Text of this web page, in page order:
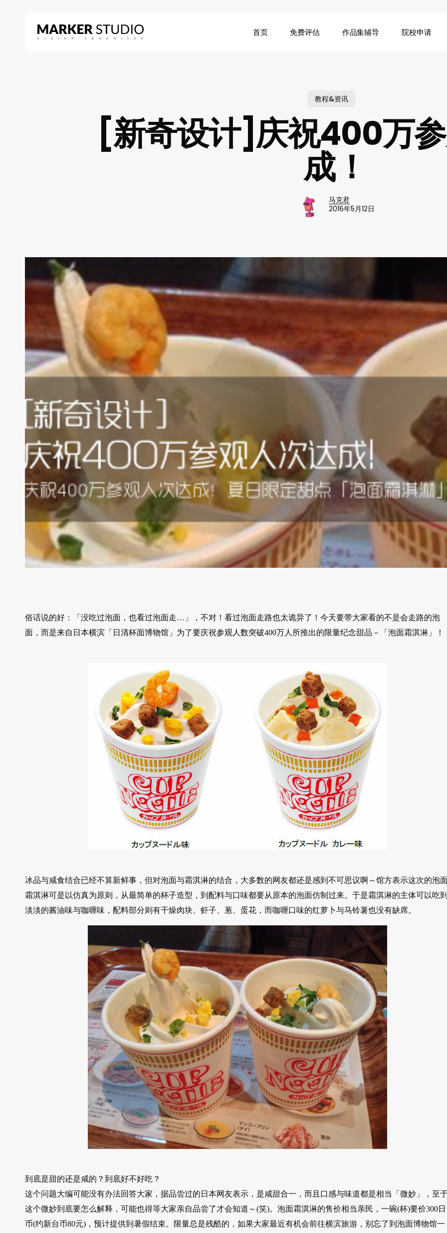
首页 免费评估 作品集辅导 院校申请
教程&资讯
[新奇设计]庆祝400万
成！
马克君
2016年5月12日
俗话说的好：「没吃过泡面，也看过泡面走…」，不对！看过泡面走路也太诡异了！今天要带大家看的不是会走路的泡
面，而是来自日本横滨「日清杯面博物馆」为了要庆祝参观人数突破400万人所推出的限量纪念甜品－「泡面霜淇淋」！
冰品与咸食结合已经不算新鲜事，但对泡面与霜淇淋的结合，大多数的网友都还是感到不可思议啊～馆方表示这次的泡
霜淇淋可是以仿真为原则，从最简单的杯子造型，到配料与口味都要从原本的泡面仿制过来。于是霜淇淋的主体可以吃
淡淡的酱油味与咖喱味，配料部分则有干燥肉块、虾子、葱、蛋花，而咖喱口味的红萝卜与马铃薯也没有缺席。
到底是甜的还是咸的？到底好不好吃？
这个问题大编可能没有办法回答大家，据品尝过的日本网友表示，是咸甜合一，而且口感与味道都是相当「微妙」，至
这个微妙到底要怎么解释，可能也得等大家亲自品尝了才会知道～(笑)。泡面霜淇淋的售价相当亲民，一碗(杯)要价300日
币(约新台币80元)，预计提供到暑假结束。限量总是残酷的，如果大家最近有机会前往横滨旅游，别忘了到泡面博物馆一